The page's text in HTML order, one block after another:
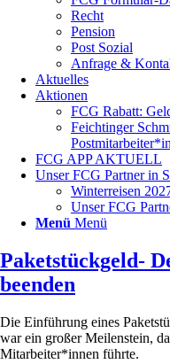
Recht
Pension
Post Sozial
Anfrage &
Aktuelles
Aktionen
FCG Rabatt:
Feichtinger
FCG APP AKTUELL
Unser FCG Partner in
Winterreisen
Unser FCG
Menü Menü
Paketstückgeld-
beenden
Die Einführung eines
war ein großer Meilenstein,
Mitarbeiter*innen führte.